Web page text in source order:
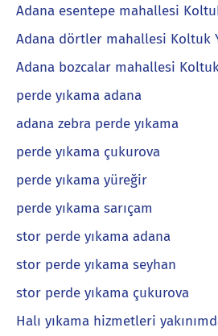
Adana esentepe mahallesi
Adana dörtler mahallesi Koltuk
Adana bozcalar mahallesi Koltuk
perde yıkama adana
adana zebra perde yıkama
perde yıkama çukurova
perde yıkama yüreğir
perde yıkama sarıçam
stor perde yıkama adana
stor perde yıkama seyhan
stor perde yıkama çukurova
Halı yıkama hizmetleri